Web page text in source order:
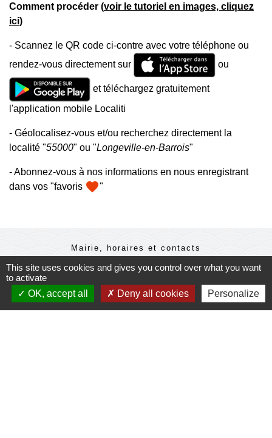
Comment procéder (voir le tutoriel en images, cliquez
ici)
- Scannez le QR code ci-contre avec votre téléphone ou
rendez-vous directement sur
ou
et téléchargez gratuitement
l'application mobile Localiti
- Géolocalisez-vous et/ou recherchez directement la
localité "55000" ou "Longeville-en-Barrois"
- Abonnez-vous à nos informations en nous enregistrant
dans vos "favoris favorite"
Mairie, horaires et contacts
Commune de Longeville-en-Barrois
55000 Longeville-en-Barrois - FRANCE
+33 3 29 79 19 24
This site uses cookies and gives you control over what you want
to activate
OK, accept all
Deny all cookies Personalize